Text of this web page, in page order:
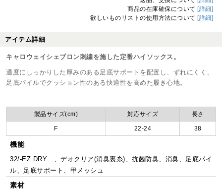
商品の在庫確保について [詳細]
欲しいものリストの使用方法について [詳細]
アイテム詳細
キャロウェイシェブロン刺繍を施した定番ハイソックス。
適度にしっかりした厚みのある足底サポートを配置し、ずれにくく、
足底パイルでクッション性のある快適性を高めた履き心地。
製品サイズ(cm) 対応サイズ 長さ
F 22-24 38
機能
32/-EZ DRY 、デオクリア(消臭裏糸)、抗菌防臭、消臭、足底パイ
ル、足底サポート、甲メッシュ
素材